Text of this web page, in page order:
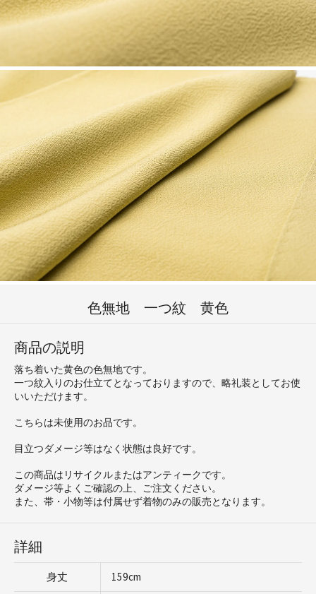
色無地 一つ紋 黄色
商品の説明
落ち着いた黄色の色無地です。
一つ紋入りのお仕立てとなっておりますので、略礼装としてお使
いいただけます。
こちらは未使用のお品です。
目立つダメージ等はなく状態は良好です。
この商品はリサイクルまたはアンティークです。
ダメージ等よくご確認の上、ご注文ください。
また、帯・小物等は付属せず着物のみの販売となります。
詳細
身丈 159cm